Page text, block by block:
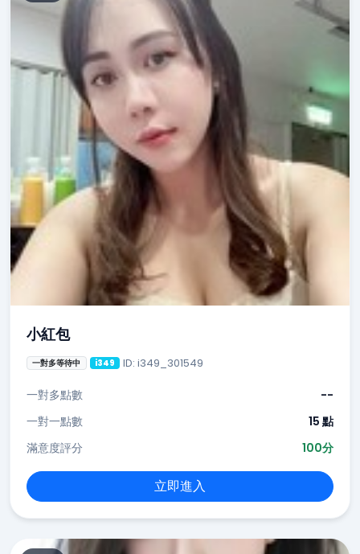
小紅包
一對多等待中 i349 ID: i349_301549
一對多點數
--
一對一點數
15 點
滿意度評分
100分
立即進入